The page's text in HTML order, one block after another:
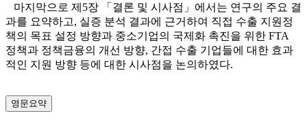
마지막으로 제5장 「결론 및 시사점」에서는 연구의 주요 결
과를 요약하고, 실증 분석 결과에 근거하여 직접 수출 지원정
책의 목표 설정 방향과 중소기업의 국제화 촉진을 위한 FTA
정책과 정책금융의 개선 방향, 간접 수출 기업들에 대한 효과
적인 지원 방향 등에 대한 시사점을 논의하였다.
영문요약